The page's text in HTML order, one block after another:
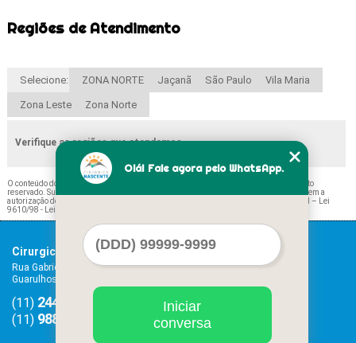
Regiões de Atendimento
Selecione: ZONA NORTE Jaçanã São Paulo Vila Maria
Zona Leste Zona Norte
Verifique as regiões que atendemos
O conteúdo do texto " Onde Tem Agulha Acupuntura 18 Freguesia do Ó
" é de direito
reservado. Sua reprodução, parcial ou total, mesmo citando nossos links, é proibida sem a
autorização do autor. Crime de violação de direito autoral – artigo 184 do Código Penal –
Lei
9610/98 - Lei de direitos autorais
Cirurgica Nascente
Rua Gabriel Machado, 186 e 190 - Centro
Guarulhos - SP - CEP: 07011-070
(11) 2440-7466 2408-4966
(11) 98815-1349
Serviços
Contato
Olá! Fale agora pelo WhatsApp.
Iniciar
conversa